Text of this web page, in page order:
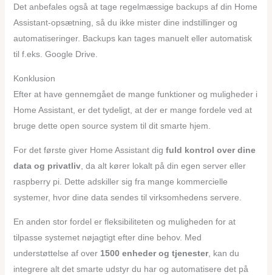
Det anbefales også at tage regelmæssige backups af din Home
Assistant-opsætning, så du ikke mister dine indstillinger og
automatiseringer. Backups kan tages manuelt eller automatisk
til f.eks. Google Drive.
Konklusion
Efter at have gennemgået de mange funktioner og muligheder i
Home Assistant, er det tydeligt, at der er mange fordele ved at
bruge dette open source system til dit smarte hjem.
For det første giver Home Assistant dig fuld kontrol over dine
data og privatliv, da alt kører lokalt på din egen server eller
raspberry pi. Dette adskiller sig fra mange kommercielle
systemer, hvor dine data sendes til virksomhedens servere.
En anden stor fordel er fleksibiliteten og muligheden for at
tilpasse systemet nøjagtigt efter dine behov. Med
understøttelse af over 1500 enheder og tjenester, kan du
integrere alt det smarte udstyr du har og automatisere det på